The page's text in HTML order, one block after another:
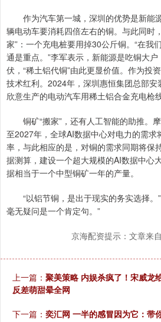
作为汽车第一城，深圳的优势是新能
辆电动车要消耗四倍左右的铜。与此同时
家”：一个充电桩要用掉30公斤铜。“在我
通是重点。”李军表示，新能源是吃铜大
伏，“稀土铝代铜”由此更显价值。作为投
技术红利。2024年，深圳惠恒集团总部
欣意生产的电动汽车用稀土铝合金充电枪线
铜矿“搬家”，还有人工智能的助推。
至2027年，全球AI数据中心对电力的需求
率，与此相应的是，对铜的需求同期将保
据测算，建设一个超大规模的AI数据中心
据相当于一个中型铜矿一年的产量。
“以铝节铜，是出于现实的务实选择。”
毫无疑问是一个肯定句。”
京海配资提示：文章来
上一篇： 聚美策略 内娱杀疯了！宋威龙
反差萌甜晕全网
下一篇： 奕汇网 一半的感冒因为它：带